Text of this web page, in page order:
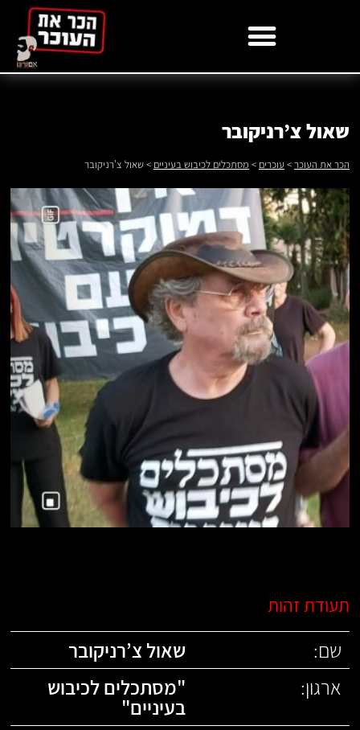
תעודת זהות
שם:
שאול צ’רניקובר
ארגון:
"מסתכלים לכיבוש
בעיניים"
שאול צ’רניקובר
הכר את העוכר> עוכרים > מסתכלים לכיבוש בעיניים >שאול צ'רניקובר